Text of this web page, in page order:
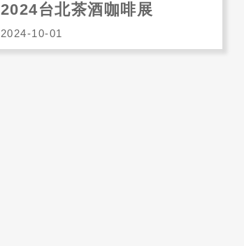
2024台北茶酒咖啡展
2024-10-01